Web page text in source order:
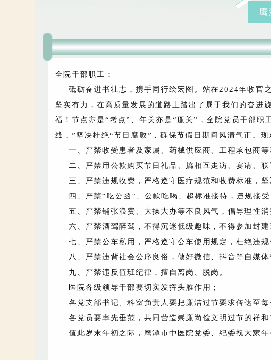
鹰
全院干部职工：
砥砺奋进书壮志，携手同行绘宏图。站在2024年收官
坚实有力，在高质量发展的道路上踏出了属于我们的奋进
福！节点亦是“考点”、年关亦是“廉关”，全院党员干部
线，”坚决杜绝“节日腐败”，确保节假日期间风清气正。
一、严禁收受患者及家属、药械供应商、工程承包商
二、严禁用公款购买节日礼品、搞相互走访、宴请、
三、严禁违规收费，严格遵守医疗规范和收费标准，
四、严禁“吃公函”、公款吃喝、超标准接待，违规接受
五、严禁铺张浪费、大操大办等不良风气，倡导理性消
六、严禁酒驾醉驾，不得沉迷低级趣味，不得参加封
七、严禁公车私用，严格遵守公车使用规定，杜绝违规
八、严禁违背社会公序良俗，做好微信、抖音等自媒
九、严禁违反值班纪律，擅自离岗、脱岗。
医院各级领导干部要切实发挥头雁作用；
各党支部书记、科室负责人要把廉洁过节要求传达至
各党员要率先垂范，共同营造崇廉尚俭文明过节的祥和
值此岁末年初之际，鹰潭市中医院党委、纪委祝大家